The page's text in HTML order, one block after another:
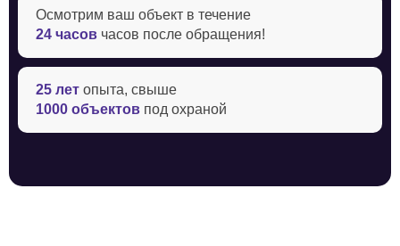
Осмотрим ваш объект в течение ‍
24 часов часов после обращения!
25 лет опыта, свыше
1000 объектов под охраной